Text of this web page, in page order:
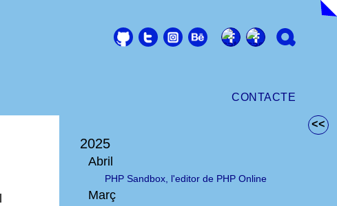
CONTACTE
<<
2025
Abril
PHP Sandbox, l'editor de PHP Online
Març